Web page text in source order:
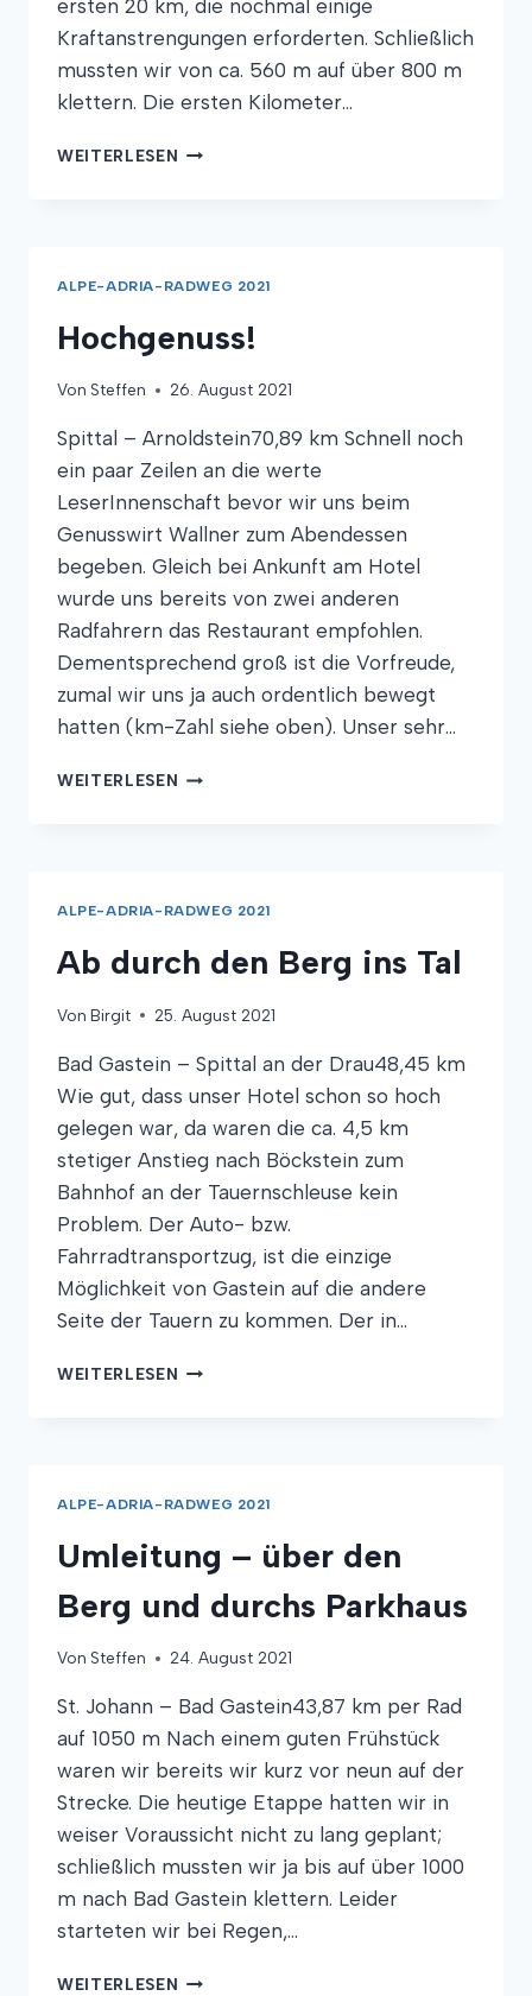
ersten 20 km, die nochmal einige
Kraftanstrengungen erforderten. Schließlich
mussten wir von ca. 560 m auf über 800 m
klettern. Die ersten Kilometer…
WEITERLESEN ITALIEN
ALPE-ADRIA-RADWEG 2021
Hochgenuss!
Von Steffen 26. August 2021
Spittal – Arnoldstein70,89 km Schnell noch
ein paar Zeilen an die werte
LeserInnenschaft bevor wir uns beim
Genusswirt Wallner zum Abendessen
begeben. Gleich bei Ankunft am Hotel
wurde uns bereits von zwei anderen
Radfahrern das Restaurant empfohlen.
Dementsprechend groß ist die Vorfreude,
zumal wir uns ja auch ordentlich bewegt
hatten (km-Zahl siehe oben). Unser sehr…
WEITERLESEN HOCHGENUSS!
ALPE-ADRIA-RADWEG 2021
Ab durch den Berg ins Tal
Von Birgit 25. August 2021
Bad Gastein – Spittal an der Drau48,45 km
Wie gut, dass unser Hotel schon so hoch
gelegen war, da waren die ca. 4,5 km
stetiger Anstieg nach Böckstein zum
Bahnhof an der Tauernschleuse kein
Problem. Der Auto- bzw.
Fahrradtransportzug, ist die einzige
Möglichkeit von Gastein auf die andere
Seite der Tauern zu kommen. Der in…
WEITERLESEN AB
ALPE-ADRIA-RADWEG 2021
Umleitung – über den
Berg und durchs Parkhaus
Von Steffen 24. August 2021
St. Johann – Bad Gastein43,87 km per Rad
auf 1050 m Nach einem guten Frühstück
waren wir bereits wir kurz vor neun auf der
Strecke. Die heutige Etappe hatten wir in
weiser Voraussicht nicht zu lang geplant;
schließlich mussten wir ja bis auf über 1000
m nach Bad Gastein klettern. Leider
starteten wir bei Regen,…
WEITERLESEN UMLEITUNG